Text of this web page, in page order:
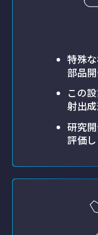
特殊
部品
この
射出
研究
評価